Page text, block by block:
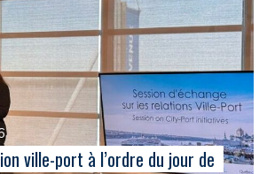
ville-port à l’ordre du jour de